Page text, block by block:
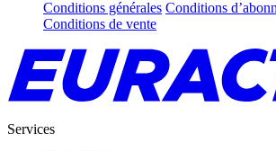
Conditions générales Conditions
Conditions de vente
Services